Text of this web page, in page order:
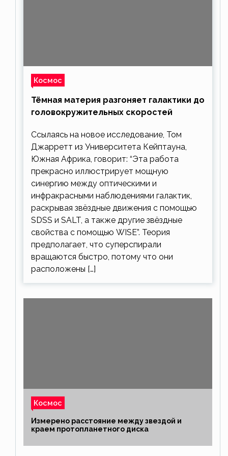
Космос
Тёмная материя разгоняет галактики до
головокружительных скоростей
Ссылаясь на новое исследование, Том
Джарретт из Университета Кейптауна,
Южная Африка, говорит: “Эта работа
прекрасно иллюстрирует мощную
синергию между оптическими и
инфракрасными наблюдениями галактик,
раскрывая звёздные движения с помощью
SDSS и SALT, а также другие звёздные
свойства с помощью WISE”. Теория
предполагает, что суперспирали
вращаются быстро, потому что они
расположены […]
Космос
Измерено расстояние между звездой и
краем протопланетного диска